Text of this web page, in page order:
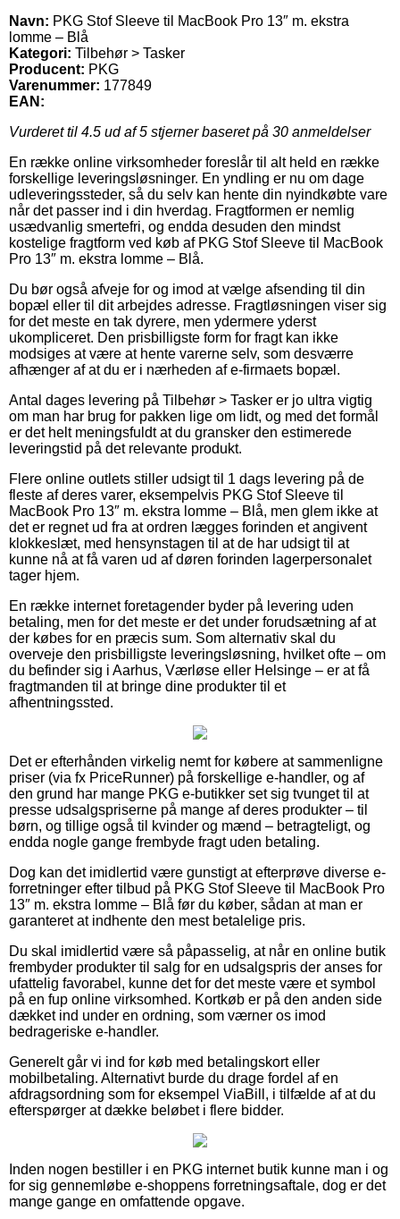
Navn: PKG Stof Sleeve til MacBook Pro 13″ m. ekstra
lomme – Blå
Kategori: Tilbehør > Tasker
Producent: PKG
Varenummer: 177849
EAN:
Vurderet til 4.5 ud af 5 stjerner baseret på 30 anmeldelser
En række online virksomheder foreslår til alt held en række
forskellige leveringsløsninger. En yndling er nu om dage
udleveringssteder, så du selv kan hente din nyindkøbte vare
når det passer ind i din hverdag. Fragtformen er nemlig
usædvanlig smertefri, og endda desuden den mindst
kostelige fragtform ved køb af PKG Stof Sleeve til MacBook
Pro 13″ m. ekstra lomme – Blå.
Du bør også afveje for og imod at vælge afsending til din
bopæl eller til dit arbejdes adresse. Fragtløsningen viser sig
for det meste en tak dyrere, men ydermere yderst
ukompliceret. Den prisbilligste form for fragt kan ikke
modsiges at være at hente varerne selv, som desværre
afhænger af at du er i nærheden af e-firmaets bopæl.
Antal dages levering på Tilbehør > Tasker er jo ultra vigtig
om man har brug for pakken lige om lidt, og med det formål
er det helt meningsfuldt at du gransker den estimerede
leveringstid på det relevante produkt.
Flere online outlets stiller udsigt til 1 dags levering på de
fleste af deres varer, eksempelvis PKG Stof Sleeve til
MacBook Pro 13″ m. ekstra lomme – Blå, men glem ikke at
det er regnet ud fra at ordren lægges forinden et angivent
klokkeslæt, med hensynstagen til at de har udsigt til at
kunne nå at få varen ud af døren forinden lagerpersonalet
tager hjem.
En række internet foretagender byder på levering uden
betaling, men for det meste er det under forudsætning af at
der købes for en præcis sum. Som alternativ skal du
overveje den prisbilligste leveringsløsning, hvilket ofte – om
du befinder sig i Aarhus, Værløse eller Helsinge – er at få
fragtmanden til at bringe dine produkter til et
afhentningssted.
Det er efterhånden virkelig nemt for købere at sammenligne
priser (via fx PriceRunner) på forskellige e-handler, og af
den grund har mange PKG e-butikker set sig tvunget til at
presse udsalgspriserne på mange af deres produkter – til
børn, og tillige også til kvinder og mænd – betragteligt, og
endda nogle gange frembyde fragt uden betaling.
Dog kan det imidlertid være gunstigt at efterprøve diverse e-
forretninger efter tilbud på PKG Stof Sleeve til MacBook Pro
13″ m. ekstra lomme – Blå før du køber, sådan at man er
garanteret at indhente den mest betalelige pris.
Du skal imidlertid være så påpasselig, at når en online butik
frembyder produkter til salg for en udsalgspris der anses for
ufattelig favorabel, kunne det for det meste være et symbol
på en fup online virksomhed. Kortkøb er på den anden side
dækket ind under en ordning, som værner os imod
bedrageriske e-handler.
Generelt går vi ind for køb med betalingskort eller
mobilbetaling. Alternativt burde du drage fordel af en
afdragsordning som for eksempel ViaBill, i tilfælde af at du
efterspørger at dække beløbet i flere bidder.
Inden nogen bestiller i en PKG internet butik kunne man i og
for sig gennemløbe e-shoppens forretningsaftale, dog er det
mange gange en omfattende opgave.